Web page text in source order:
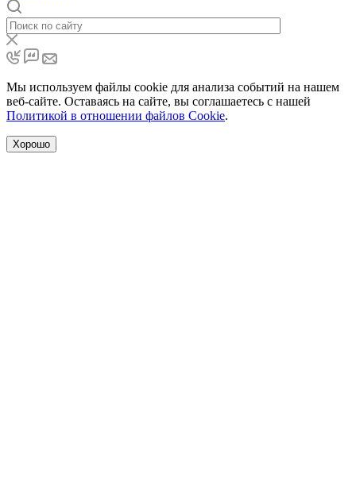
Мы используем файлы cookie для анализа событий на нашем
веб-сайте. Оставаясь на сайте, вы соглашаетесь с нашей
Политикой в отношении файлов Cookie.
Хорошо